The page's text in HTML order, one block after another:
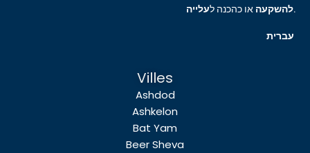
להשקעה או כהכנה לעלייה .
Villes
Ashdod
Ashkelon
Bat Yam
Beer Sheva